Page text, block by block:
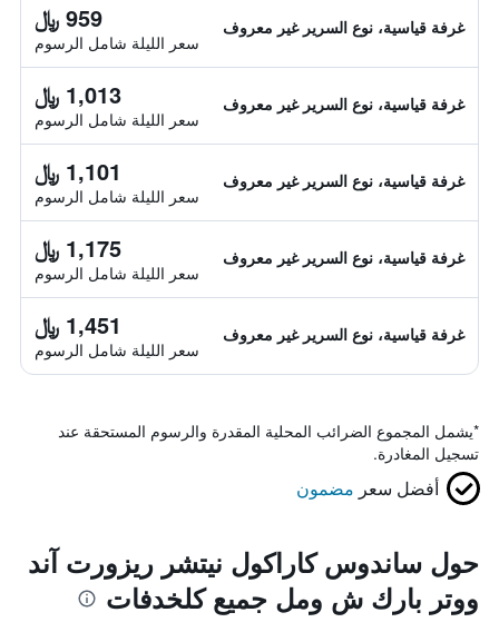
غرفة قياسية، نوع السرير غير معروف 959 ﷼
سعر الليلة شامل الرسوم
غرفة قياسية، نوع السرير غير معروف 1,013 ﷼
سعر الليلة شامل الرسوم
غرفة قياسية، نوع السرير غير معروف 1,101 ﷼
سعر الليلة شامل الرسوم
غرفة قياسية، نوع السرير غير معروف 1,175 ﷼
سعر الليلة شامل الرسوم
غرفة قياسية، نوع السرير غير معروف 1,451 ﷼
سعر الليلة شامل الرسوم
*يشمل المجموع الضرائب المحلية المقدرة والرسوم المستحقة عند
تسجيل المغادرة.
أفضل سعر مضمون
حول ساندوس كاراكول نيتشر ريزورت آند
ووتر بارك ش ومل جميع كلخدفات